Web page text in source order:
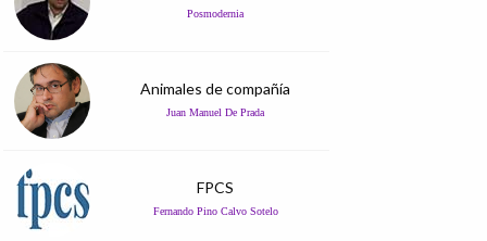
Posmodernia
Animales de compañía
Juan Manuel De Prada
FPCS
Fernando Pino Calvo Sotelo